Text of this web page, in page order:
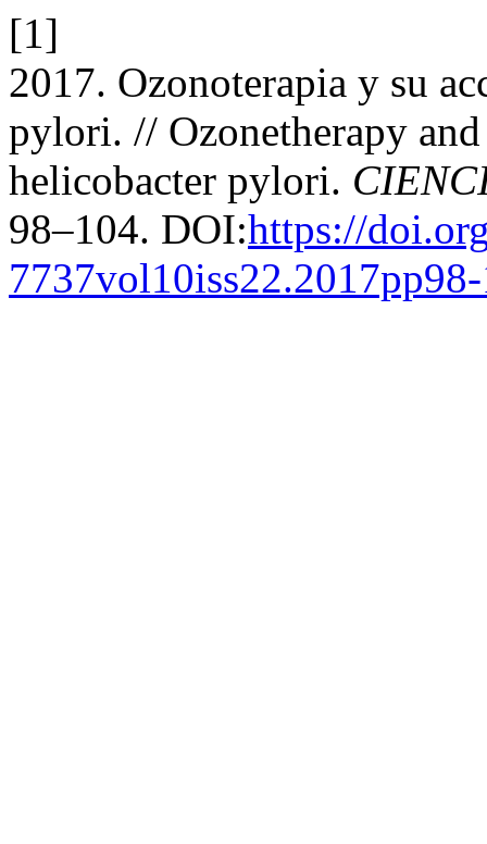
[1]
2017. Ozonoterapia y su
pylori. // Ozonetherapy
helicobacter pylori.
98–104. DOI:https://